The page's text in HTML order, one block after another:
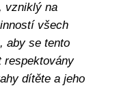
vzniklý na
všech
aby se tento
respektovány
dítěte a jeho